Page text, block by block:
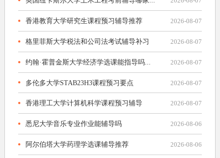
香港教育大学研究生课程预习辅导推荐 2026-08-07
格里菲斯大学税法和公司法考试辅导补习 2026-08-07
约翰·霍普金斯大学经济学选课能指导吗... 2026-08-07
多伦多大学STAB23H3课程预习要点 2026-08-07
香港理工大学计算机科学课程预习辅导 2026-08-07
悉尼大学音乐专业作业能辅导吗 2026-08-06
阿尔伯塔大学药理学选课辅导推荐 2026-08-06